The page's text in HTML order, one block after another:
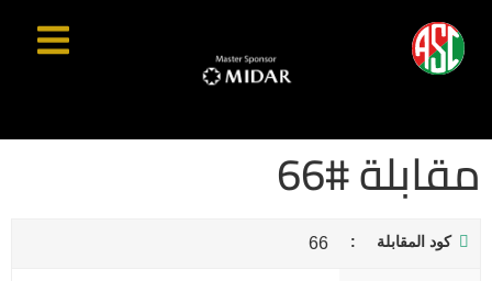
مقابلة #66
كود المقابلة 66